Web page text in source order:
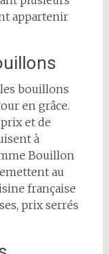
appartenir
bouillons
en grâce.
et de
à
Bouillon
au
française
prix serrés